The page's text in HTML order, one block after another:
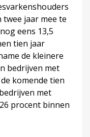
jaar mee te
eens 13,5
tien jaar
de kleinere
bedrijven met
komende tien
met
procent binnen